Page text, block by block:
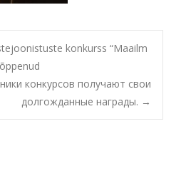
konkurss “Maailm
конкурсов получают свои
долгожданные награды. →